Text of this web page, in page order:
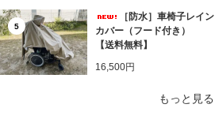
5
［防水］車椅子レイン
カバー（フード付き）
【送料無料】
16,500円
もっと見る